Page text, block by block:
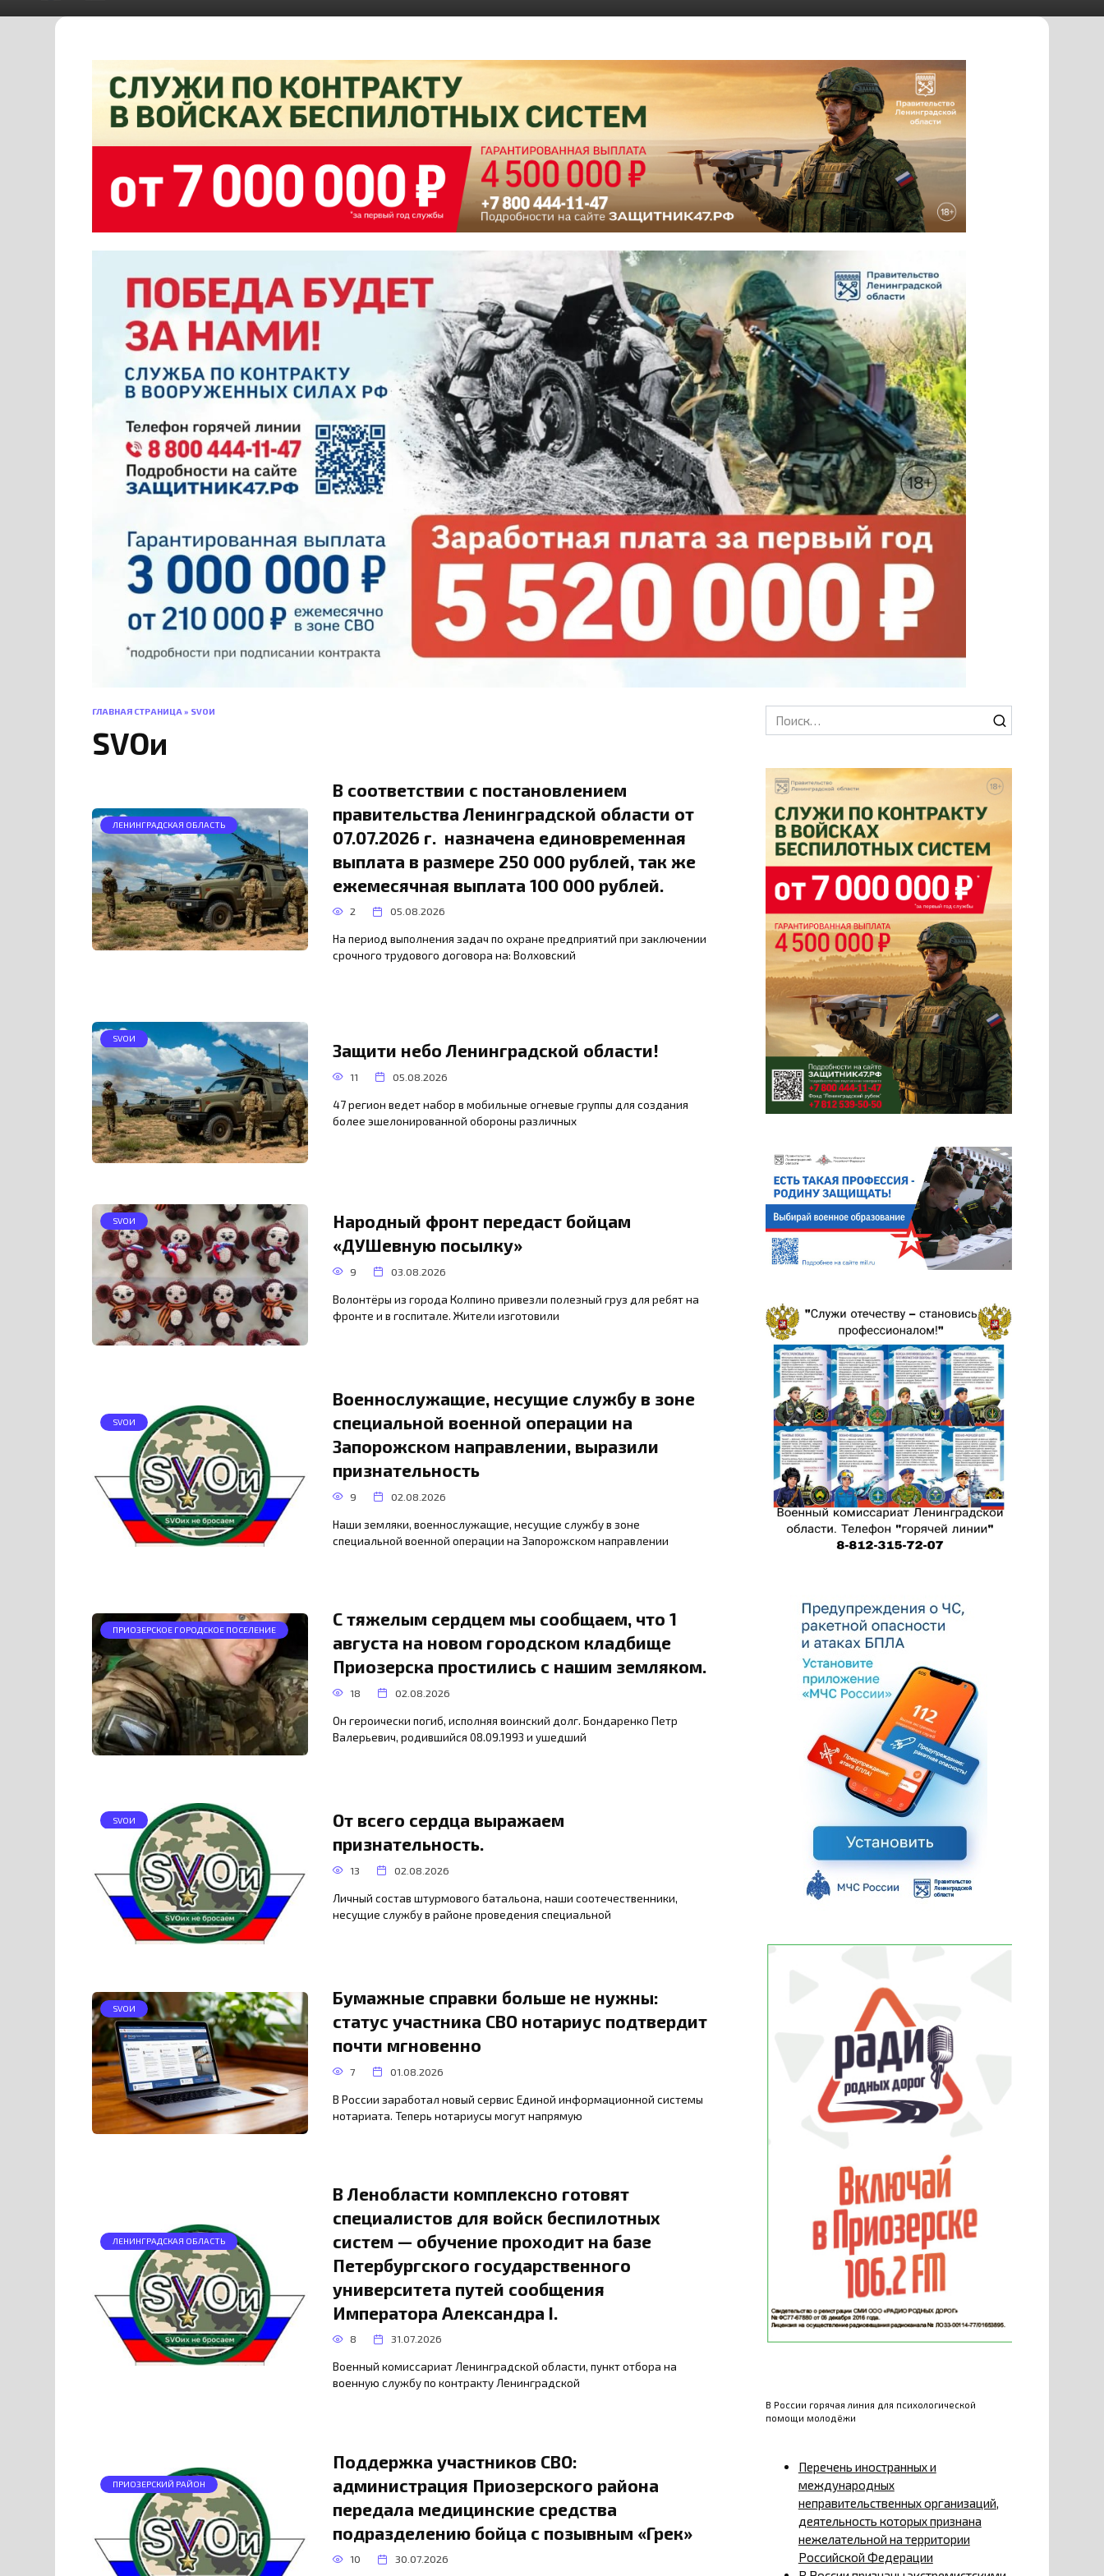
ГЛАВНАЯ СТРАНИЦА» SVOИ
SVOи
ЛЕНИНГРАДСКАЯ ОБЛАСТЬ
В соответствии с постановлением
правительства Ленинградской области от
07.07.2026 г. назначена единовременная
выплата в размере 250 000 рублей, так же
ежемесячная выплата 100 000 рублей.
2 05.08.2026
На период выполнения задач по охране предприятий при заключении
срочного трудового договора на: Волховский
SVOИ
Защити небо Ленинградской области!
11 05.08.2026
47 регион ведет набор в мобильные огневые группы для создания
более эшелонированной обороны различных
SVOИ
Народный фронт передаст бойцам
«ДУШевную посылку»
9 03.08.2026
Волонтёры из города Колпино привезли полезный груз для ребят на
фронте и в госпитале. Жители изготовили
SVOИ
Военнослужащие, несущие службу в зоне
специальной военной операции на
Запорожском направлении, выразили
признательность
9 02.08.2026
Наши земляки, военнослужащие, несущие службу в зоне
специальной военной операции на Запорожском направлении
ПРИОЗЕРСКОЕ ГОРОДСКОЕ ПОСЕЛЕНИЕ
С тяжелым сердцем мы сообщаем, что 1
августа на новом городском кладбище
Приозерска простились с нашим земляком.
18 02.08.2026
Он героически погиб, исполняя воинский долг. Бондаренко Петр
Валерьевич, родившийся 08.09.1993 и ушедший
SVOИ
От всего сердца выражаем
признательность.
13 02.08.2026
Личный состав штурмового батальона, наши соотечественники,
несущие службу в районе проведения специальной
SVOИ
Бумажные справки больше не нужны:
статус участника СВО нотариус подтвердит
почти мгновенно
7 01.08.2026
В России заработал новый сервис Единой информационной системы
нотариата. Теперь нотариусы могут напрямую
ЛЕНИНГРАДСКАЯ ОБЛАСТЬ
В Ленобласти комплексно готовят
специалистов для войск беспилотных
систем — обучение проходит на базе
Петербургского государственного
университета путей сообщения
Императора Александра I.
8 31.07.2026
Военный комиссариат Ленинградской области, пункт отбора на
военную службу по контракту Ленинградской
ПРИОЗЕРСКИЙ РАЙОН
Поддержка участников СВО:
администрация Приозерского района
передала медицинские средства
подразделению бойца с позывным «Грек»
10 30.07.2026
Search
for:
В России горячая линия для психологической
помощи молодёжи
Перечень иностранных и
международных
неправительственных организаций,
деятельность которых признана
нежелательной на территории
Российской Федерации